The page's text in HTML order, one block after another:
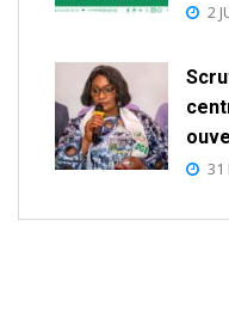
2
31